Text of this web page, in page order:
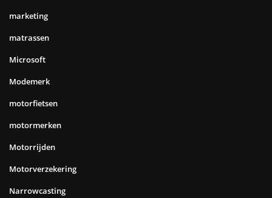
marketing
matrassen
Microsoft
Modemerk
motorfietsen
motormerken
Motorrijden
Motorverzekering
Narrowcasting